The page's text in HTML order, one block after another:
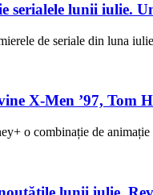
serialele lunii iulie.
de seriale din luna
X-Men ’97, Tom
o combinație de